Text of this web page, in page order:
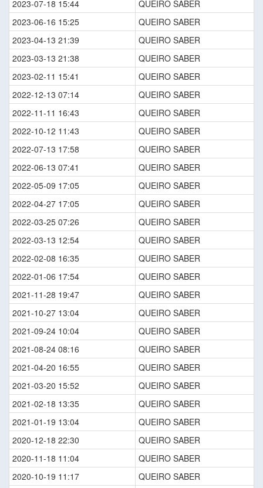
2023-07-18 15:44
QUEIRO SABER
2023-06-16 15:25
QUEIRO SABER
2023-04-13 21:39
QUEIRO SABER
2023-03-13 21:38
QUEIRO SABER
2023-02-11 15:41
QUEIRO SABER
2022-12-13 07:14
QUEIRO SABER
2022-11-11 16:43
QUEIRO SABER
2022-10-12 11:43
QUEIRO SABER
2022-07-13 17:58
QUEIRO SABER
2022-06-13 07:41
QUEIRO SABER
2022-05-09 17:05
QUEIRO SABER
2022-04-27 17:05
QUEIRO SABER
2022-03-25 07:26
QUEIRO SABER
2022-03-13 12:54
QUEIRO SABER
2022-02-08 16:35
QUEIRO SABER
2022-01-06 17:54
QUEIRO SABER
2021-11-28 19:47
QUEIRO SABER
2021-10-27 13:04
QUEIRO SABER
2021-09-24 10:04
QUEIRO SABER
2021-08-24 08:16
QUEIRO SABER
2021-04-20 16:55
QUEIRO SABER
2021-03-20 15:52
QUEIRO SABER
2021-02-18 13:35
QUEIRO SABER
2021-01-19 13:04
QUEIRO SABER
2020-12-18 22:30
QUEIRO SABER
2020-11-18 11:04
QUEIRO SABER
2020-10-19 11:17
QUEIRO SABER